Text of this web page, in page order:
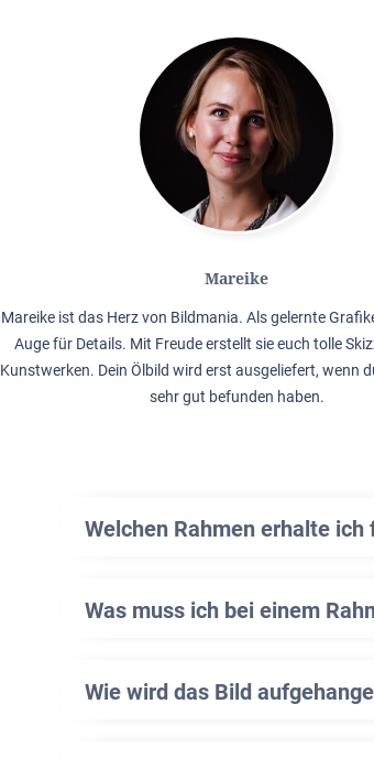
Mareike
Mareike ist das Herz von Bildmania. Als gelernte
Auge für Details. Mit Freude erstellt sie euch tolle
Kunstwerken. Dein Ölbild wird erst ausgeliefert, wenn
sehr gut befunden haben.
Welchen Rahmen erhalte ich
Was muss ich bei einem
Wie wird das Bild